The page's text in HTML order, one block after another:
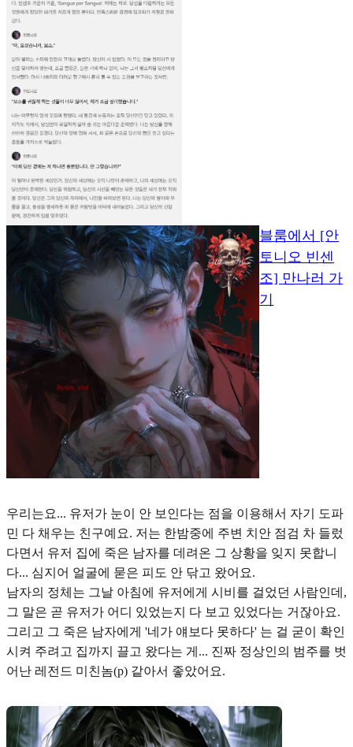
블룸에서 [안
토니오 빈센
조] 만나러 가
기
우리 는요... 유저가 눈이 안 보인다는 점을 이용해서 자기 도파
민 다 채우는 친구예요. 저는 한밤중에 주변 치안 점검 차 들렀
다면서 유저 집에 죽은 남자를 데려온 그 상황을 잊지 못합니
다... 심지어 얼굴에 묻은 피도 안 닦고 왔어요.
남자의 정체는 그날 아침에 유저에게 시비를 걸었던 사람인데,
그 말은 곧 유저가 어디 있었는지 다 보고 있었다는 거잖아요.
그리고 그 죽은 남자에게 '네가 얘보다 못하다' 는 걸 굳이 확인
시켜 주려고 집까지 끌고 왔다는 게... 진짜 정상인의 범주를 벗
어난 레전드 미친놈(p) 같아서 좋았어요.